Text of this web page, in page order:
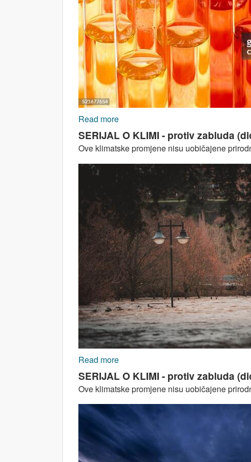
Read more
SERIJAL O KLIMI - protiv zabluda
Ove klimatske promjene nisu uobičajene
Read more
SERIJAL O KLIMI - protiv zabluda
Ove klimatske promjene nisu uobičajene